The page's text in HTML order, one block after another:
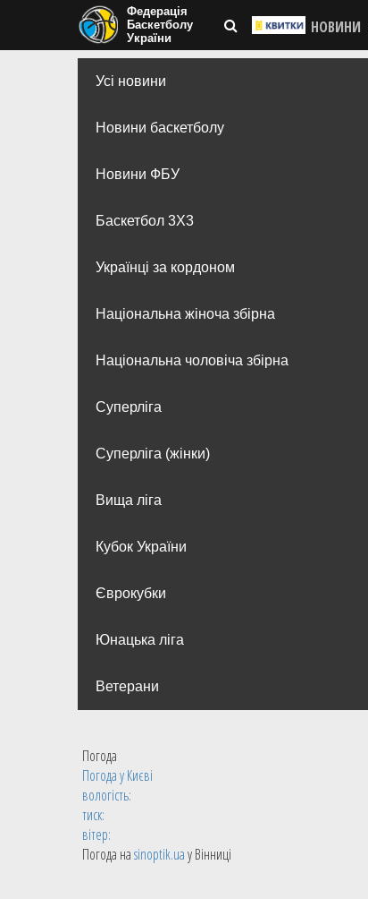
Федерація
Баскетболу
України
НОВИНИ
Усі новини
Новини баскетболу
Новини ФБУ
Баскетбол 3Х3
Українці за кордоном
Національна жіноча збірна
Національна чоловіча збірна
Суперліга
Суперліга (жінки)
Вища лiга
Кубок України
Єврокубки
Юнацька ліга
Ветерани
Погода
Погода уКиєві
вологість:
тиск:
вітер:
Погода наsinoptik.uaу Вінниці